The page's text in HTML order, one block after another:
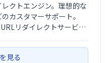
クトエンジン。理想的な
カスタマーサポート。
リダイレクトサービス
見る